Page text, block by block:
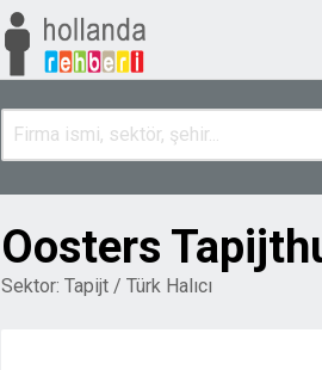
Oosters
Sektor: Tapijt / Türk Halıcı